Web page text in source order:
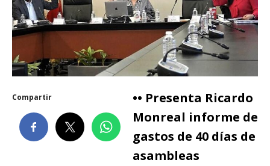
Compartir
•• Presenta Ricardo
Monreal informe de
gastos de 40 días de
asambleas